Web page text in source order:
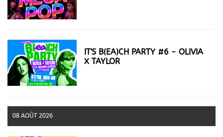
IT'S B(EA)CH PARTY #6 - OLIVIA
X TAYLOR
08 AOÛT 2026